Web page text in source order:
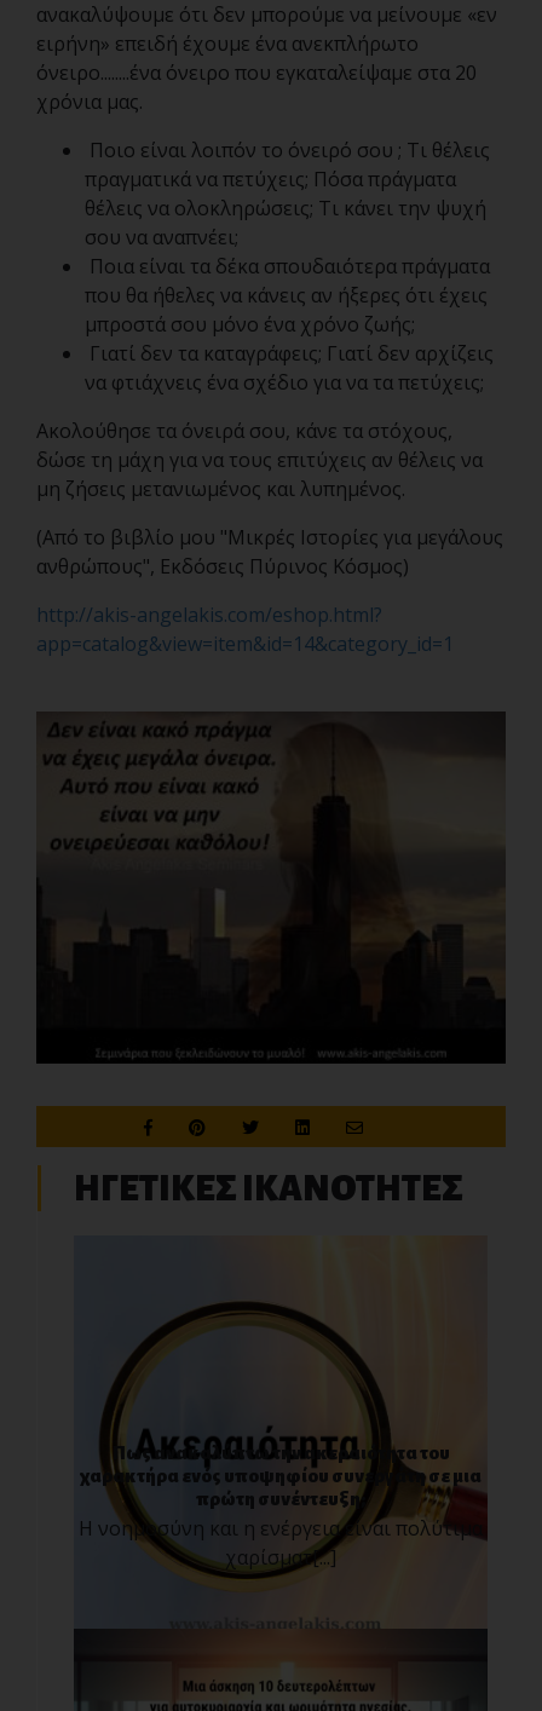
ανακαλύψουμε ότι δεν μπορούμε να μείνουμε «εν
ειρήνη» επειδή έχουμε ένα ανεκπλήρωτο
όνειρο........ένα όνειρο που εγκαταλείψαμε στα 20
χρόνια μας.
Ποιο είναι λοιπόν το όνειρό σου ; Τι θέλεις
πραγματικά να πετύχεις; Πόσα πράγματα
θέλεις να ολοκληρώσεις; Τι κάνει την ψυχή
σου να αναπνέει;
Ποια είναι τα δέκα σπουδαιότερα πράγματα
που θα ήθελες να κάνεις αν ήξερες ότι έχεις
μπροστά σου μόνο ένα χρόνο ζωής;
Γιατί δεν τα καταγράφεις; Γιατί δεν αρχίζεις
να φτιάχνεις ένα σχέδιο για να τα πετύχεις;
Ακολούθησε τα όνειρά σου, κάνε τα στόχους,
δώσε τη μάχη για να τους επιτύχεις αν θέλεις να
μη ζήσεις μετανιωμένος και λυπημένος.
(Aπό το βιβλίο μου "Μικρές Ιστορίες για μεγάλους
ανθρώπους", Εκδόσεις Πύρινος Κόσμος)
http://akis-angelakis.com/eshop.html?
app=catalog&view=item&id=14&category_id=1
ΗΓΕΤΙΚΕΣ ΙΚΑΝΟΤΗΤΕΣ
Πως ανακαλύπτω την ακεραιότητα του
χαρακτήρα ενός υποψηφίου συνεργάτη σε μια
πρώτη συνέντευξη;
Η νοημοσύνη και η ενέργεια είναι πολύτιμα
χαρίσματ[...]